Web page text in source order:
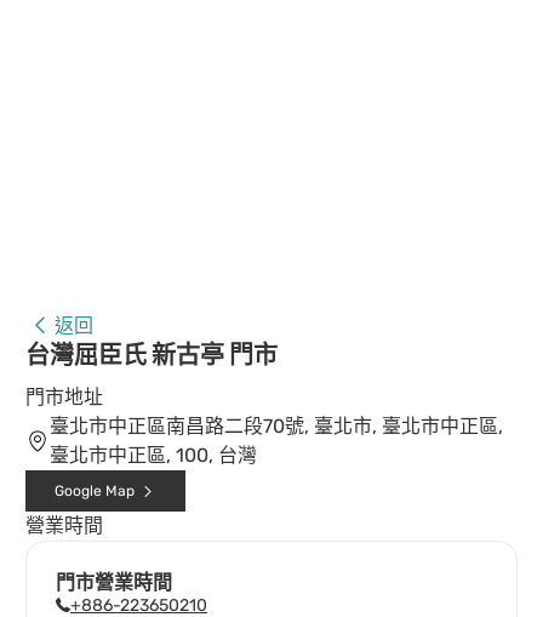
返回
台灣屈臣氏 新古亭 門市
門市地址
臺北市中正區南昌路二段70號, 臺北市, 臺北市中正區,
臺北市中正區, 100, 台灣
Google Map
營業時間
門市營業時間
+886-223650210